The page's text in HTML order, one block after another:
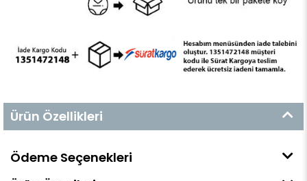
Ürün Özellikleri
Ödeme Seçenekleri